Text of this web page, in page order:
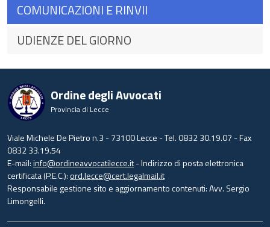
COMUNICAZIONI E RINVII
UDIENZE DEL GIORNO
Ordine degli Avvocati
Provincia di Lecce
Viale Michele De Pietro n.3 - 73100 Lecce - Tel. 0832 30.19.07 - Fax
0832 33.19.54
E-mail:info@ordineavvocatilecce.it- Indirizzo di posta elettronica
certificata (P.E.C.):ord.lecce@cert.legalmail.it
Responsabile gestione sito e aggiornamento contenuti: Avv. Sergio
Limongelli.